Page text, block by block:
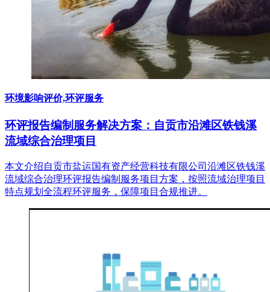
环境影响评价,环评服务
环评报告编制服务解决方案：自贡市沿滩区铁钱溪
流域综合治理项目
本文介绍自贡市盐运国有资产经营科技有限公司沿滩区铁钱溪
流域综合治理环评报告编制服务项目方案，按照流域治理项目
特点规划全流程环评服务，保障项目合规推进。